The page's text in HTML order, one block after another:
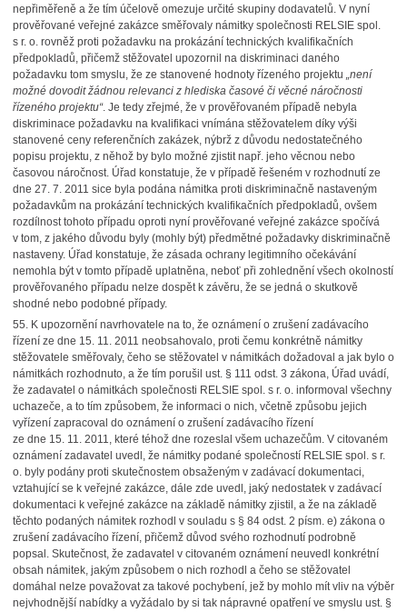
nepřiměřeně a že tím účelově omezuje určité skupiny dodavatelů. V nyní
prověřované veřejné zakázce směřovaly námitky společnosti RELSIE spol.
s r. o. rovněž proti požadavku na prokázání technických kvalifikačních
předpokladů, přičemž stěžovatel upozornil na diskriminaci daného
požadavku tom smyslu, že ze stanovené hodnoty řízeného projektu „není
možné dovodit žádnou relevanci z hlediska časové či věcné náročnosti
řízeného projektu“. Je tedy zřejmé, že v prověřovaném případě nebyla
diskriminace požadavku na kvalifikaci vnímána stěžovatelem díky výši
stanovené ceny referenčních zakázek, nýbrž z důvodu nedostatečného
popisu projektu, z něhož by bylo možné zjistit např. jeho věcnou nebo
časovou náročnost. Úřad konstatuje, že v případě řešeném v rozhodnutí ze
dne 27. 7. 2011 sice byla podána námitka proti diskriminačně nastaveným
požadavkům na prokázání technických kvalifikačních předpokladů, ovšem
rozdílnost tohoto případu oproti nyní prověřované veřejné zakázce spočívá
v tom, z jakého důvodu byly (mohly být) předmětné požadavky diskriminačně
nastaveny. Úřad konstatuje, že zásada ochrany legitimního očekávání
nemohla být v tomto případě uplatněna, neboť při zohlednění všech okolností
prověřovaného případu nelze dospět k závěru, že se jedná o skutkově
shodné nebo podobné případy.
55. K upozornění navrhovatele na to, že oznámení o zrušení zadávacího
řízení ze dne 15. 11. 2011 neobsahovalo, proti čemu konkrétně námitky
stěžovatele směřovaly, čeho se stěžovatel v námitkách dožadoval a jak bylo o
námitkách rozhodnuto, a že tím porušil ust. § 111 odst. 3 zákona, Úřad uvádí,
že zadavatel o námitkách společnosti RELSIE spol. s r. o. informoval všechny
uchazeče, a to tím způsobem, že informaci o nich, včetně způsobu jejich
vyřízení zapracoval do oznámení o zrušení zadávacího řízení
ze dne 15. 11. 2011, které téhož dne rozeslal všem uchazečům. V citovaném
oznámení zadavatel uvedl, že námitky podané společností RELSIE spol. s r.
o. byly podány proti skutečnostem obsaženým v zadávací dokumentaci,
vztahující se k veřejné zakázce, dále zde uvedl, jaký nedostatek v zadávací
dokumentaci k veřejné zakázce na základě námitky zjistil, a že na základě
těchto podaných námitek rozhodl v souladu s § 84 odst. 2 písm. e) zákona o
zrušení zadávacího řízení, přičemž důvod svého rozhodnutí podrobně
popsal. Skutečnost, že zadavatel v citovaném oznámení neuvedl konkrétní
obsah námitek, jakým způsobem o nich rozhodl a čeho se stěžovatel
domáhal nelze považovat za takové pochybení, jež by mohlo mít vliv na výběr
nejvhodnější nabídky a vyžádalo by si tak nápravné opatření ve smyslu ust. §